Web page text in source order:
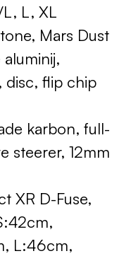
L, XL
Mars Dust
disc, flip chip
karbon, full-
steerer, 12mm
XR D-Fuse,
L:46cm,